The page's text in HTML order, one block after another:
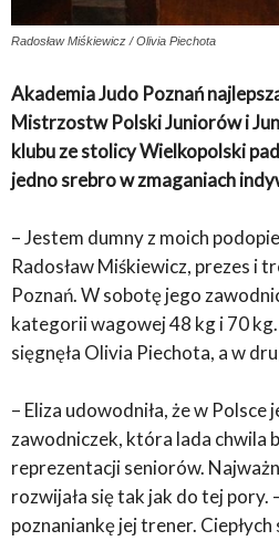
Radosław Miśkiewicz / Olivia Piechota
Akademia Judo Poznań
Mistrzostw Polski Juniorów i
klubu ze stolicy Wielkopolski
jedno srebro w zmaganiach
– Jestem dumny z moich
Radosław Miśkiewicz, prezes i
Poznań. W sobotę jego
kategorii wagowej 48 kg i 70
sięgnęła Olivia Piechota, a w
– Eliza udowodniła, że w Polsce
zawodniczek, która lada chwila
reprezentacji seniorów.
rozwijała się tak jak do tej pory.
poznaniankę jej trener. Ciepłych